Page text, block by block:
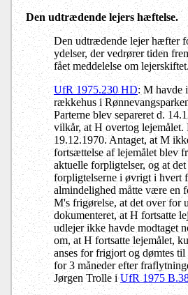
Den udtrædende lejers hæftelse.
Den udtrædende lejer hæfter
ydelser, der vedrører tiden
fået meddelelse om lejerskiftet.
UfR 1975.230 HD: M havde
rækkehus i
Parterne blev separeret d.
vilkår, at H overtog lejemålet.
19.12.1970. Antaget, at M
fortsættelse af lejemålet blev
aktuelle forpligtelser, og at
forpligtelserne i øvrigt i hvert
almindelighed måtte være en
M's frigørelse, at det over for
dokumenteret, at H fortsatte
udlejer ikke havde modtaget
om, at H fortsatte lejemålet,
anses for frigjort og dømtes til
for 3 måneder efter
Jørgen Trolle iUfR 1975